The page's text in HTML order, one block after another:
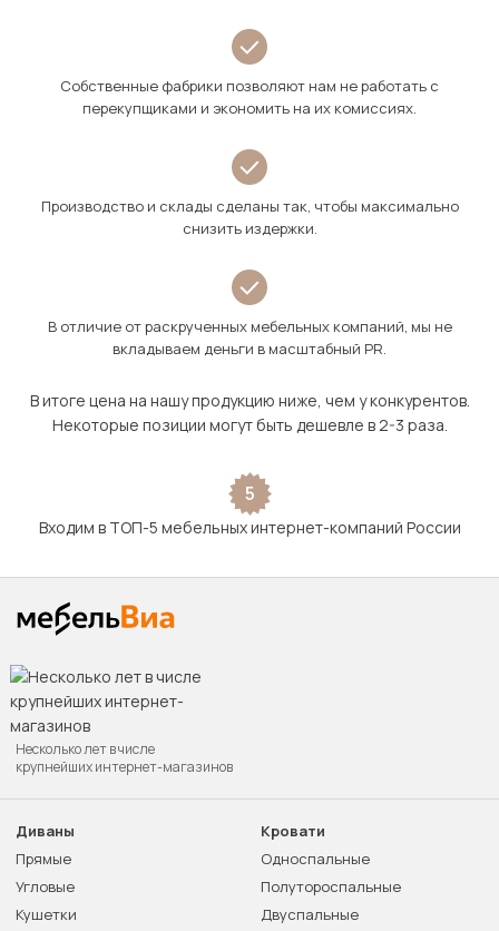
Собственные фабрики позволяют нам не работать с
перекупщиками и экономить на их комиссиях.
Производство и склады сделаны так, чтобы максимально
снизить издержки.
В отличие от раскрученных мебельных компаний, мы не
вкладываем деньги в масштабный PR.
В итоге цена на нашу продукцию ниже, чем у конкурентов.
Некоторые позиции могут быть дешевле в 2-3 раза.
5
Входим в ТОП-5 мебельных интернет-компаний России
Несколько лет в числе
крупнейших интернет-магазинов
Диваны
Прямые
Угловые
Кушетки
Кровати
Односпальные
Полутороспальные
Двуспальные